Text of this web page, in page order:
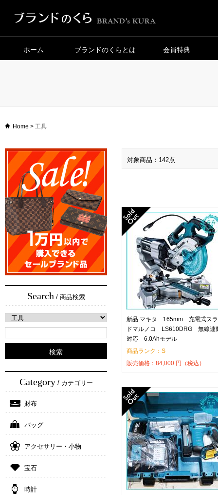
ホーム ブランドのくらとは 会員特典
Home > 工具
Search/ 商品検索
Category/ カテゴリー
財布
バッグ
アクセサリー・小物
宝石
時計
対象商品：142点
新品 マキタ 165mm 充電式ス
ドマルノコ LS610DRG 無線連
対応 6.0Ahモデル
商品ランク：S
販売価格： 84,000 円（税込）